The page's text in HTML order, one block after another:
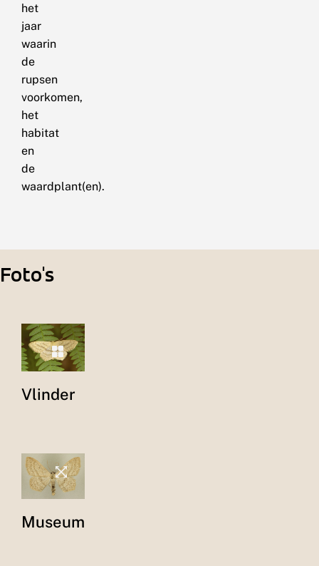
het
jaar
waarin
de
rupsen
voorkomen,
het
habitat
en
de
waardplant(en).
Foto's
Vlinder
Museum